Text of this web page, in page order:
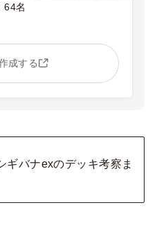
64名
成する
ギバナexのデッキ考察ま